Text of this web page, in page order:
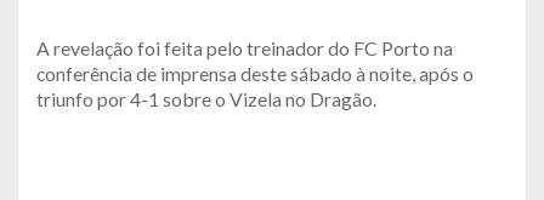
A revelação foi feita pelo treinador do FC Porto na
conferência de imprensa deste sábado à noite, após o
triunfo por 4-1 sobre o Vizela no Dragão.